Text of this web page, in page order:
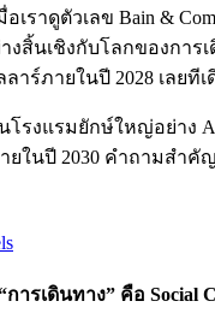
ราดูตัวเลข Bain &
งสิ้นเชิงกับโลกของกา
าร์ภายในปี 2028 เลยทีเ
รงแรมยักษ์ใหญ่อย่าง
ยในปี 2030 คำถามสำ
การเดินทาง” คือ Social